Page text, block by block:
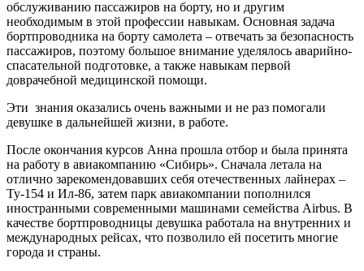
обслуживанию пассажиров на борту, но и другим
необходимым в этой профессии навыкам. Основная задача
бортпроводника на борту самолета – отвечать за безопасность
пассажиров, поэтому большое внимание уделялось аварийно-
спасательной подготовке, а также навыкам первой
доврачебной медицинской помощи.
Эти знания оказались очень важными и не раз помогали
девушке в дальнейшей жизни, в работе.
После окончания курсов Анна прошла отбор и была принята
на работу в авиакомпанию «Сибирь». Сначала летала на
отлично зарекомендовавших себя отечественных лайнерах –
Ту-154 и Ил-86, затем парк авиакомпании пополнился
иностранными современными машинами семейства Airbus. В
качестве бортпроводницы девушка работала на внутренних и
международных рейсах, что позволило ей посетить многие
города и страны.